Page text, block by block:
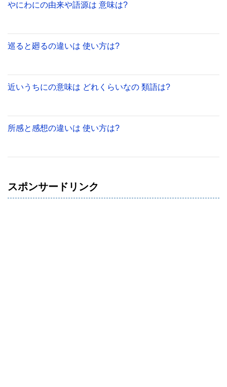
やにわにの由来や語源は 意味は?
巡ると廻るの違いは 使い方は?
近いうちにの意味は どれくらいなの 類語は?
所感と感想の違いは 使い方は?
スポンサードリンク